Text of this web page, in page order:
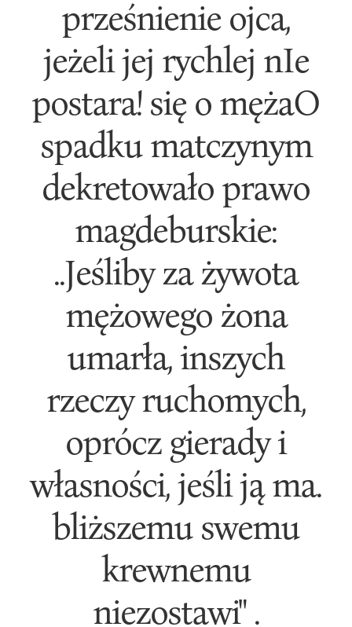
prześnienie ojca,
jeżeli jej rychlej nIe
postara! się o mężaO
spadku matczynym
dekretowało prawo
magdeburskie:
..Jeśliby za żywota
mężowego żona
umarła, inszych
rzeczy ruchomych,
oprócz gierady i
własności, jeśli ją ma.
bliższemu swemu
krewnemu
niezostawi" .